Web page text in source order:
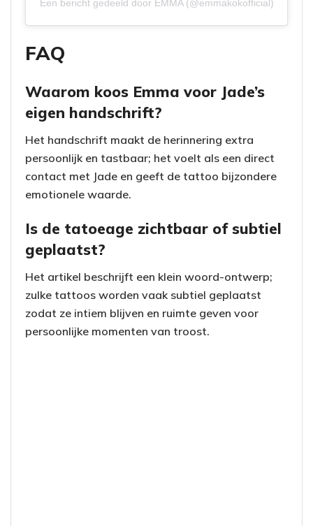
Een bericht gedeeld door EMMA (@emmakokofficial)
FAQ
Waarom koos Emma voor Jade’s
eigen handschrift?
Het handschrift maakt de herinnering extra
persoonlijk en tastbaar; het voelt als een direct
contact met Jade en geeft de tattoo bijzondere
emotionele waarde.
Is de tatoeage zichtbaar of subtiel
geplaatst?
Het artikel beschrijft een klein woord-ontwerp;
zulke tattoos worden vaak subtiel geplaatst
zodat ze intiem blijven en ruimte geven voor
persoonlijke momenten van troost.